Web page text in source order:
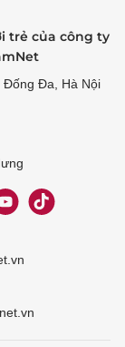
trẻ của công ty
Đống Đa, Hà Nội